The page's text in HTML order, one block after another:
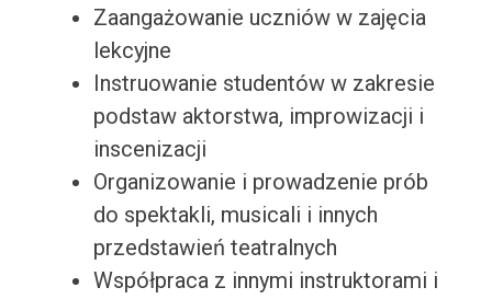
Zaangażowanie uczniów w zajęcia
lekcyjne
Instruowanie studentów w zakresie
podstaw aktorstwa, improwizacji i
inscenizacji
Organizowanie i prowadzenie prób
do spektakli, musicali i innych
przedstawień teatralnych
Współpraca z innymi instruktorami i